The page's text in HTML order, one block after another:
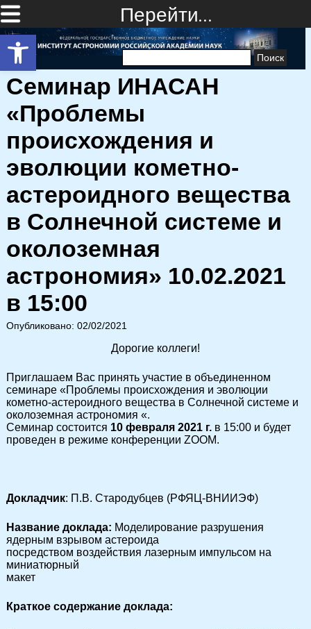
Открыть панель инструментов
Перейти…
Найти:
Семинар ИНАСАН
«Проблемы
происхождения и
эволюции кометно-
астероидного вещества
в Солнечной системе и
околоземная
астрономия» 10.02.2021
в 15:00
Опубликовано: 02/02/2021
Дорогие коллеги!
Приглашаем Вас принять участие в объединенном
семинаре «Проблемы происхождения и эволюции
кометно-астероидного вещества в Солнечной системе и
околоземная астрономия «.
Семинар состоится 10 февраля 2021 г. в 15:00 и будет
проведен в режиме конференции ZOOM.
Докладчик: П.В. Стародубцев (РФЯЦ-ВНИИЭФ)
Название доклада: Моделирование разрушения
ядерным взрывом астероида
посредством воздействия лазерным импульсом на
миниатюрный
макет
Краткое содержание доклада: